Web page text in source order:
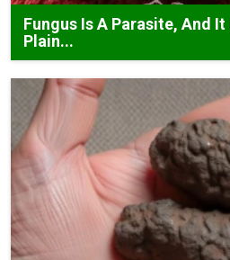
Fungus Is A Parasite, And
Plain...